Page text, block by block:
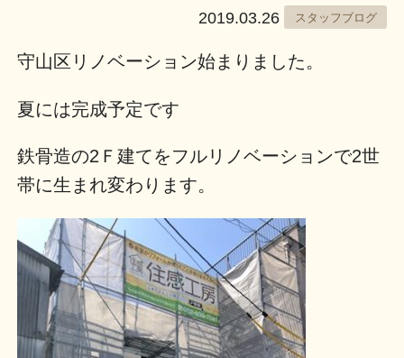
2019.03.26 スタッフブログ
守山区リノベーション始まりました。
夏には完成予定です
鉄骨造の2Ｆ建てをフルリノベーションで2世
帯に生まれ変わります。